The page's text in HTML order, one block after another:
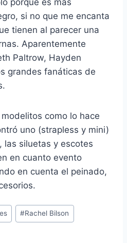
porque es más
si no que me encanta
tienen al parecer una
Aparentemente
Paltrow, Hayden
grandes fanáticas de
como lo hace
uno (strapless y mini)
las siluetas y escotes
en cuanto evento
en cuenta el peinado,
#Rachel Bilson